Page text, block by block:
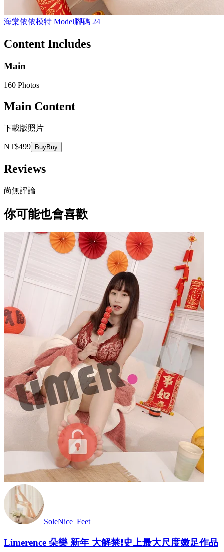
海棠依依模特 Model腳碼 24
Content Includes
Main
160 Photos
Main Content
下載版照片
NT$499 BuyBuy
Reviews
尚無評論
你可能也會喜歡
SoleNice_Feet
Limerence 朵樂 新年 大解禁❗️史上最大尺度嫩足作品